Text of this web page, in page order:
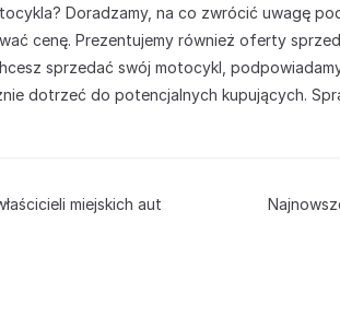
Doradzamy, na co zwrócić uwagę
cenę. Prezentujemy również oferty
sprzedać swój motocykl,
dotrzeć do potencjalnych kupujących.
miejskich aut